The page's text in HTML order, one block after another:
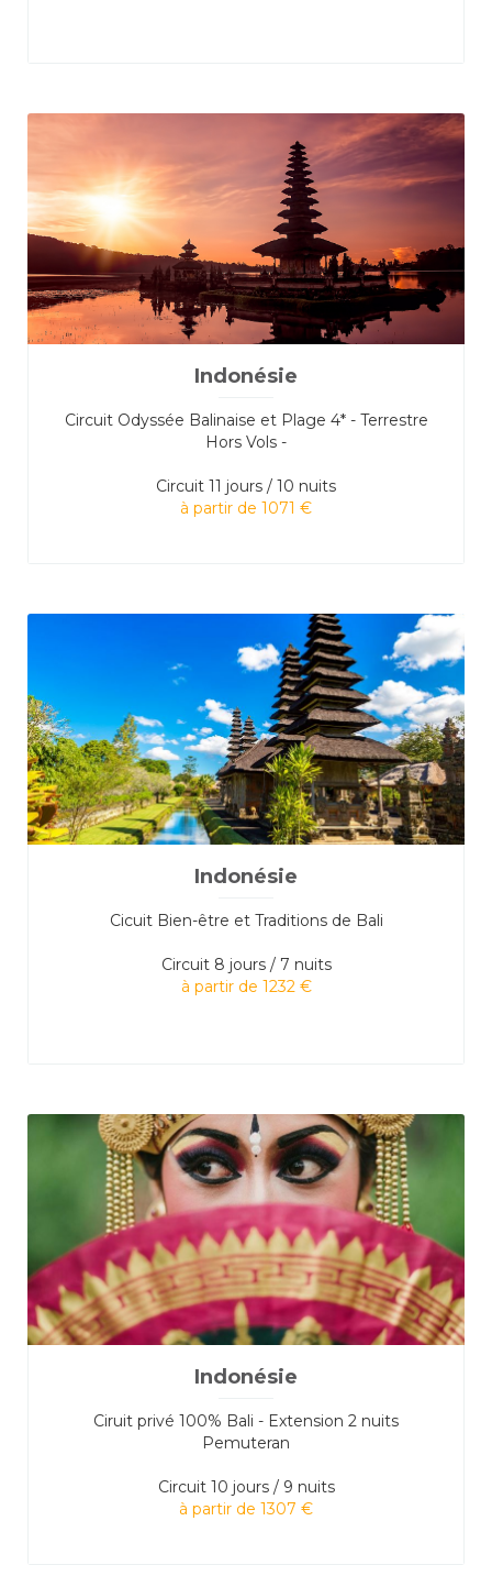
Indonésie
Circuit Odyssée Balinaise et Plage 4* - Terrestre
Hors Vols -
Circuit 11 jours / 10 nuits
à partir de 1071 €
Indonésie
Cicuit Bien-être et Traditions de Bali
Circuit 8 jours / 7 nuits
à partir de 1232 €
Indonésie
Ciruit privé 100% Bali - Extension 2 nuits
Pemuteran
Circuit 10 jours / 9 nuits
à partir de 1307 €